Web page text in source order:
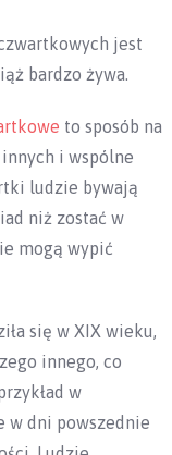
jest
bardzo żywa.
to sposób na
i wspólne
ludzie bywają
niż zostać w
mogą wypić
się w XIX wieku,
innego, co
w
w dni powszednie